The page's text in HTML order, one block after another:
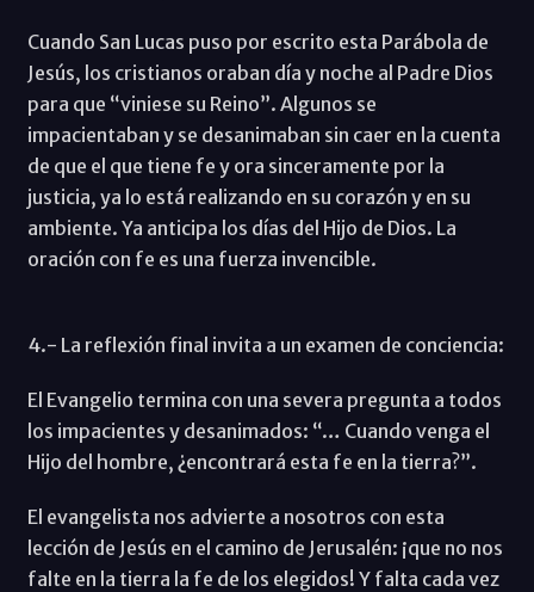
Cuando San Lucas puso por escrito esta Parábola de
Jesús, los cristianos oraban día y noche al Padre Dios
para que “viniese su Reino”. Algunos se
impacientaban y se desanimaban sin caer en la cuenta
de que el que tiene fe y ora sinceramente por la
justicia, ya lo está realizando en su corazón y en su
ambiente. Ya anticipa los días del Hijo de Dios. La
oración con fe es una fuerza invencible.
4.- La reflexión final invita a un examen de conciencia:
El Evangelio termina con una severa pregunta a todos
los impacientes y desanimados: “… Cuando venga el
Hijo del hombre, ¿encontrará esta fe en la tierra?”.
El evangelista nos advierte a nosotros con esta
lección de Jesús en el camino de Jerusalén: ¡que no nos
falte en la tierra la fe de los elegidos! Y falta cada vez